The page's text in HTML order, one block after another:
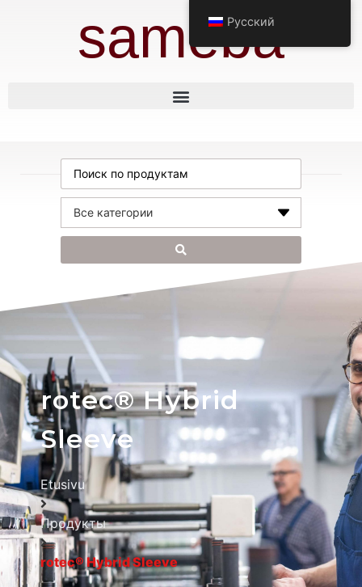
sameba
rotec® Hybrid
Sleeve
Etusivu
Продукты
rotec® Hybrid Sleeve
Русский